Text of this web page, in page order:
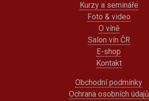
Kurzy a semináře
Foto & video
O víně
Salon vín ČR
E-shop
Kontakt
Obchodní podmínky
Ochrana osobních údajů